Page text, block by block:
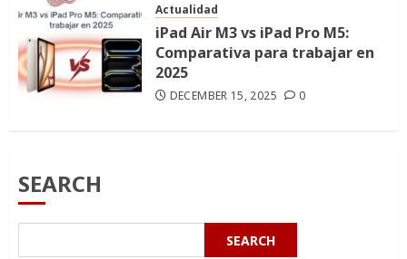
Actualidad
iPad Air M3 vs iPad Pro M5:
Comparativa para trabajar en
2025
DECEMBER 15, 2025 0
SEARCH
SEARCH